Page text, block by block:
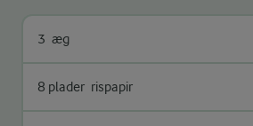
3 æg
8 plader rispapir